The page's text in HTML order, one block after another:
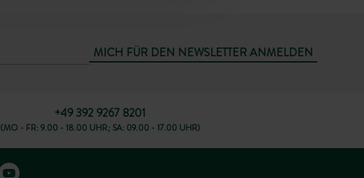
MICH FÜR DEN NEWSLETTER ANMELDEN
+49 392 9267 8201
(MO - FR: 9.00 - 18.00 UHR; SA: 09.00 - 17.00 UHR)